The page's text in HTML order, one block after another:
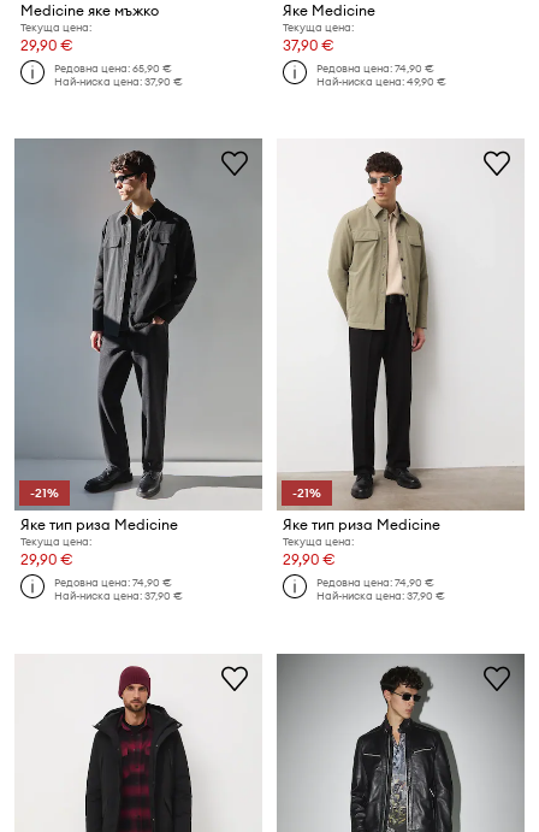
Medicine яке мъжко
Текуща цена:
29,90 €
Редовна цена:65,90 €
Най-ниска цена:37,90 €
Яке Medicine
Текуща цена:
37,90 €
Редовна цена:74,90 €
Най-ниска цена:49,90 €
-21%
Яке тип риза Medicine
Текуща цена:
29,90 €
Редовна цена:74,90 €
Най-ниска цена:37,90 €
-21%
Яке тип риза Medicine
Текуща цена:
29,90 €
Редовна цена:74,90 €
Най-ниска цена:37,90 €